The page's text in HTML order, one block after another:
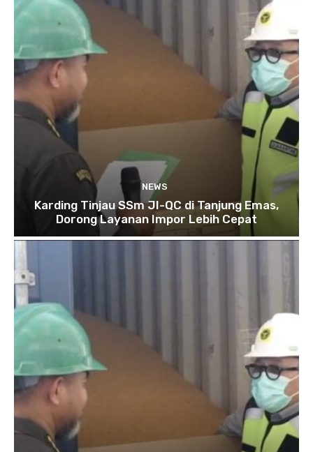
NEWS
Karding Tinjau SSm JI-QC di Tanjung Emas,
Dorong Layanan Impor Lebih Cepat